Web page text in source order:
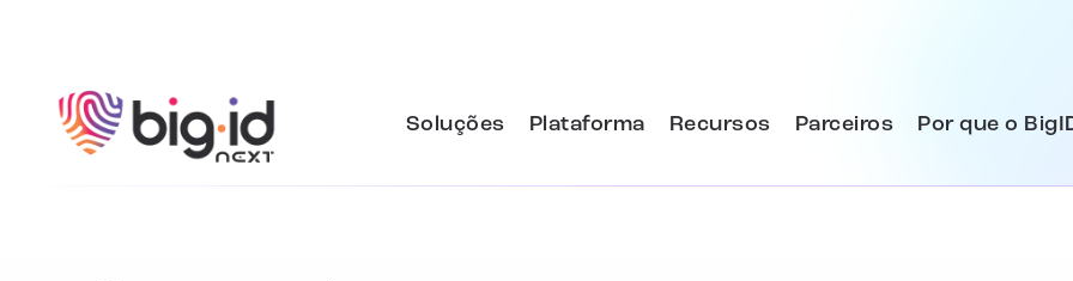
Soluções Plataforma Recursos Parceiros Por que o